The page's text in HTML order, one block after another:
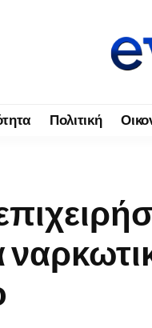
Πολιτική